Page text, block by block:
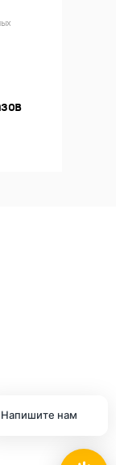
Напишите нам